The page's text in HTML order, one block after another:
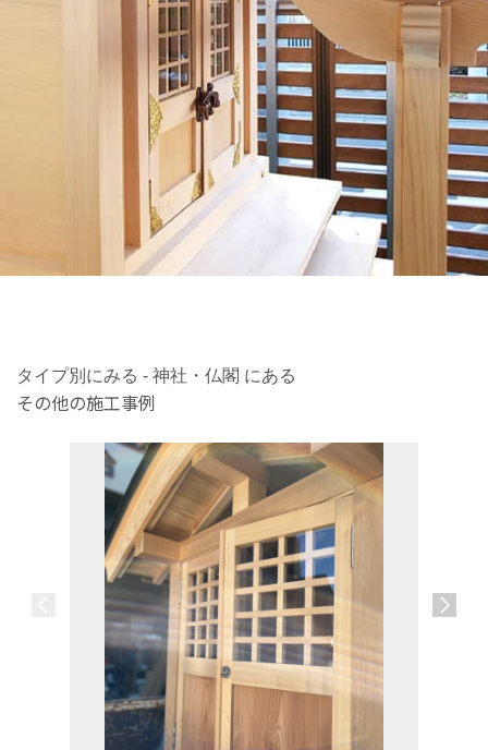
タイプ別にみる - 神社・仏閣 にある
その他の施工事例